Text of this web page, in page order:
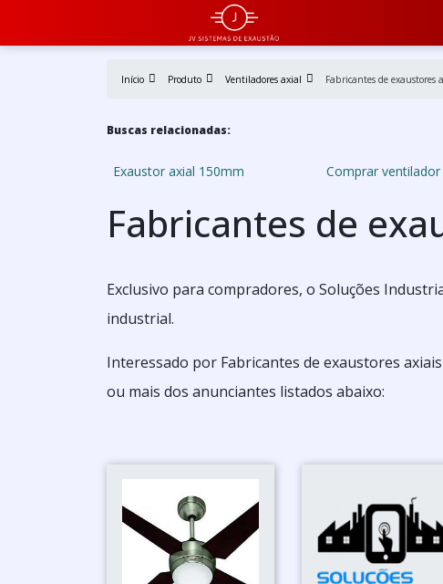
Início Produto Ventiladores axial Fabricantes de exaustores
Buscas relacionadas:
Exaustor axial 150mm Comprar ventilador
Fabricantes de
Exclusivo para compradores, o Soluções
industrial.
Interessado por Fabricantes de exaustores
ou mais dos anunciantes listados abaixo: